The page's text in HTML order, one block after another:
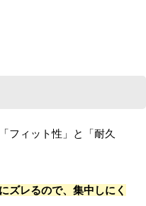
フィット性」と「耐久
ズレるので、集中しにく